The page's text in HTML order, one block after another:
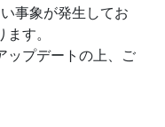
事象が発生してお
す。
ップデートの上、ご